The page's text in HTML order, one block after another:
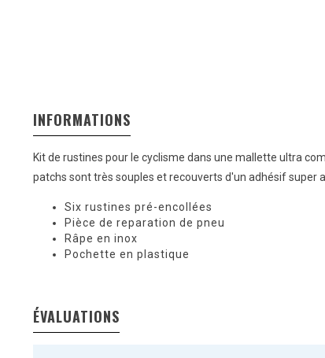
INFORMATIONS
Kit de rustines pour le cyclisme dans une mallette ultra
patchs sont très souples et recouverts d'un adhésif super
Six rustines pré-encollées
Pièce de reparation de pneu
Râpe en inox
Pochette en plastique
ÉVALUATIONS